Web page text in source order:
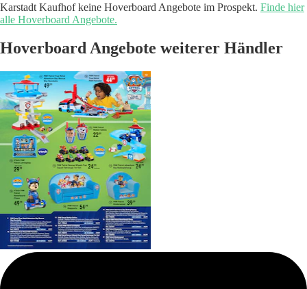
Karstadt Kaufhof keine Hoverboard Angebote im Prospekt. Finde hier
alle Hoverboard Angebote.
Hoverboard Angebote weiterer Händler